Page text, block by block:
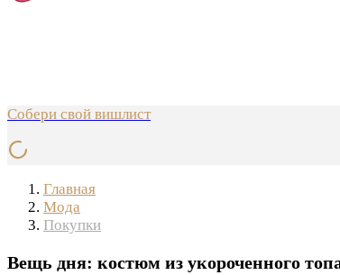
Собери свой вишлист
Главная
Мода
Покупки
Вещь дня: костюм из укороченного